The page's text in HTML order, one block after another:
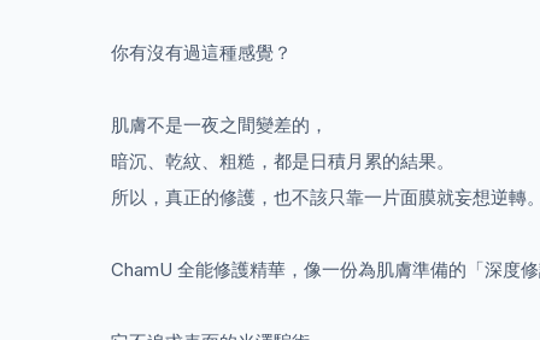
你有沒有過這種感覺？
肌膚不是一夜之間變差的，
暗沉、乾紋、粗糙，都是日積月累的結果。
所以，真正的修護，也不該只靠一片面膜就妄想逆轉。
ChamU 全能修護精華，像一份為肌膚準備的「深度修